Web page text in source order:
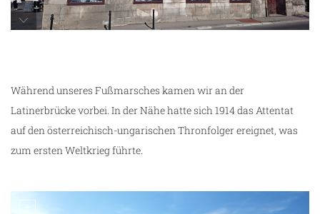
Während unseres Fußmarsches kamen wir an der
Latinerbrücke vorbei. In der Nähe hatte sich 1914 das Attentat
auf den österreichisch-ungarischen Thronfolger ereignet, was
zum ersten Weltkrieg führte.